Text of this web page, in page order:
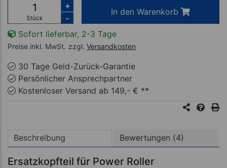
Stück
+
-
In den Warenkorb
Sofort lieferbar, 2-3 Tage
Preise inkl. MwSt. zzgl. Versandkosten
30 Tage Geld-Zurück-Garantie
Persönlicher Ansprechpartner
Kostenloser Versand ab 149,- € **
Beschreibung Bewertungen (4)
Ersatzkopfteil für Power Roller